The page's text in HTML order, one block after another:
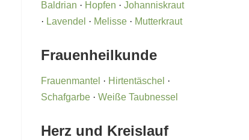
Baldrian · Hopfen · Johanniskraut
· Lavendel · Melisse· Mutterkraut
Frauenheilkunde
Frauenmantel · Hirtentäschel ·
Schafgarbe· Weiße Taubnessel
Herz und Kreislauf